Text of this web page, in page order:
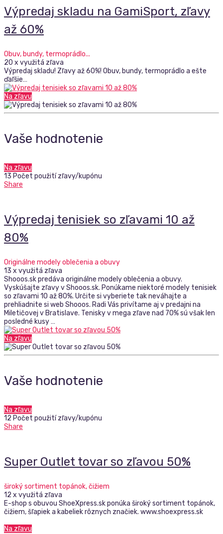
Výpredaj skladu na GamiSport, zľavy
až 60%
Obuv, bundy, termoprádlo...
20 x využitá zľava
Výpredaj skladu! Zľavy až 60%! Obuv, bundy, termoprádlo a ešte
ďaľšie…
Na zľavu
Vaše hodnotenie
Na zľavu
13 Počet použití zľavy/kupónu
Share
Výpredaj tenisiek so zľavami 10 až
80%
Originálne modely oblečenia a obuvy
13 x využitá zľava
Shooos.sk predáva originálne modely oblečenia a obuvy.
Vyskúšajte zľavy v Shooos.sk. Ponúkame niektoré modely tenisiek
so zľavami 10 až 80%. Určite si vyberiete tak neváhajte a
prehliadnite si web Shooos. Radi Vás privítame aj v predajni na
Miletičovej v Bratislave. Tenisky v mega zľave nad 70% sú však len
posledné kusy …
Na zľavu
Vaše hodnotenie
Na zľavu
12 Počet použití zľavy/kupónu
Share
Super Outlet tovar so zľavou 50%
široký sortiment topánok, čižiem
12 x využitá zľava
E-shop s obuvou ShoeXpress.sk ponúka široký sortiment topánok,
čižiem, šľapiek a kabeliek rôznych značiek. www.shoexpress.sk
Na zľavu